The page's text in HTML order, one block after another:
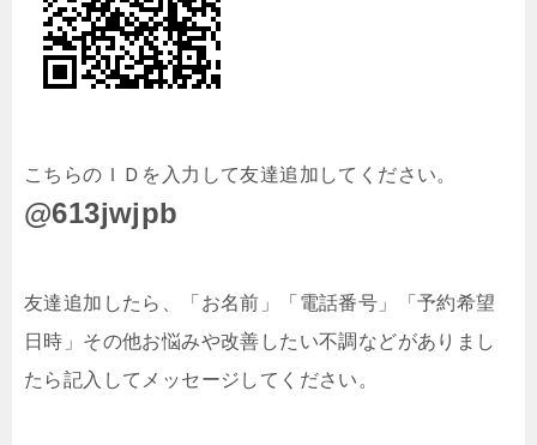
こちらのＩＤを入力して友達追加してください。
@613jwjpb
友達追加したら、「お名前」「電話番号」「予約希望
日時」その他お悩みや改善したい不調などがありまし
たら記入してメッセージしてください。